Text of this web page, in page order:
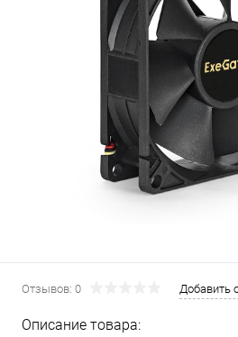
Отзывов: 0 Добавить
Описание товара: